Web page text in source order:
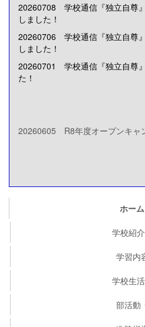
20260708 学校通信『独立自尊
しました！
20260706 学校通信『独立自尊
しました！
20260701 学校通信『独立自尊
た！
20260605 R8年度オープンキャ
ホーム
学校紹介
学習内
学校生活
部活動